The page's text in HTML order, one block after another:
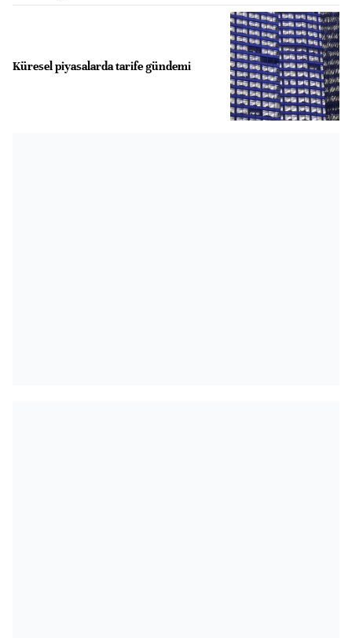
Küresel piyasalarda tarife gündemi